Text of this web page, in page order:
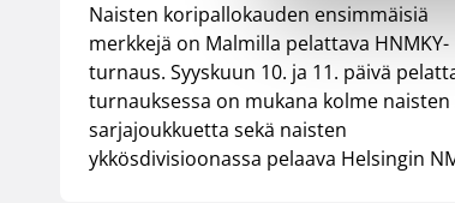
Naisten koripallokauden ensimmäisiä
merkkejä on Malmilla pelattava HNMKY-
turnaus. Syyskuun 10. ja 11. päivä
turnauksessa on mukana kolme naisten
sarjajoukkuetta sekä naisten
ykkösdivisioonassa pelaava Helsingin